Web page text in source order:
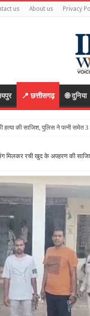
us About us Privacy
📍 छत्तीसगढ़ 🌐 दुनिया
मिलकर रची खुद के अपहरण की